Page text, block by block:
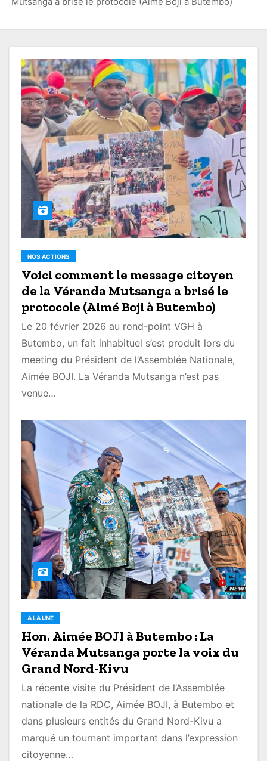
NOS ACTIONS
Voici comment le message citoyen
de la Véranda Mutsanga a brisé le
protocole (Aimé Boji à Butembo)
Le 20 février 2026 au rond-point VGH à
Butembo, un fait inhabituel s’est produit lors du
meeting du Président de l’Assemblée Nationale,
Aimée BOJI. La Véranda Mutsanga n’est pas
venue…
A LA UNE
Hon. Aimée BOJI à Butembo : La
Véranda Mutsanga porte la voix du
Grand Nord-Kivu
La récente visite du Président de l’Assemblée
nationale de la RDC, Aimée BOJI, à Butembo et
dans plusieurs entités du Grand Nord-Kivu a
marqué un tournant important dans l’expression
citoyenne…